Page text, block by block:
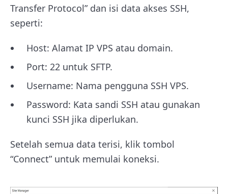
Transfer Protocol” dan isi data akses SSH,
seperti:
Host: Alamat IP VPS atau domain.
Port: 22 untuk SFTP.
Username: Nama pengguna SSH VPS.
Password: Kata sandi SSH atau gunakan
kunci SSH jika diperlukan.
Setelah semua data terisi, klik tombol
“Connect” untuk memulai koneksi.